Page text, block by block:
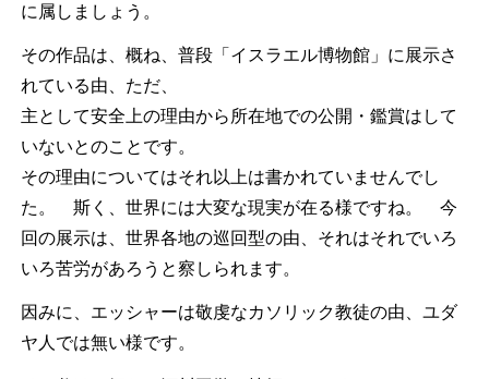
に属しましょう。
その作品は、概ね、普段「イスラエル博物館」に展示さ
れている由、ただ、
主として安全上の理由から所在地での公開・鑑賞はして
いないとのことです。
その理由についてはそれ以上は書かれていませんでし
た。 斯く、世界には大変な現実が在る様ですね。 今
回の展示は、世界各地の巡回型の由、それはそれでいろ
いろ苦労があろうと察しられます。
因みに、エッシャーは敬虔なカソリック教徒の由、ユダ
ヤ人では無い様です。